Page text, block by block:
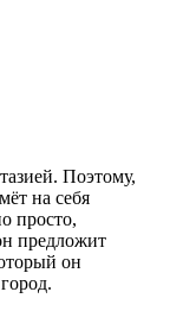
Поэтому,
на себя
просто,
предложит
он